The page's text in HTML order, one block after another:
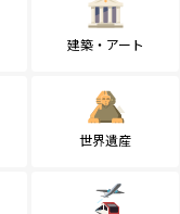
建築・アート
世界遺産